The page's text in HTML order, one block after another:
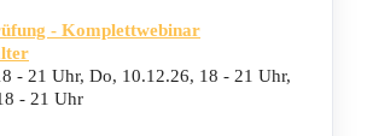
- Komplettwebinar
- 21 Uhr, Do, 10.12.26, 18 - 21 Uhr,
- 21 Uhr